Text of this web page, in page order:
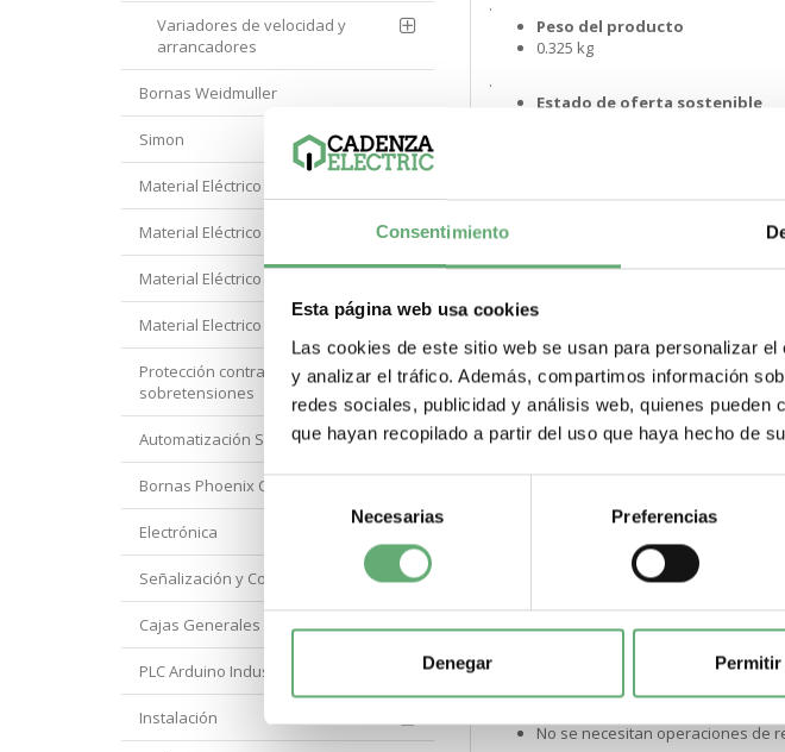
Consentimiento
Esta página web usa cookies
Las cookies de este sitio web se usan para personalizar
y analizar el tráfico. Además, compartimos información
redes sociales, publicidad y análisis web, quienes
que hayan recopilado a partir del uso que haya hecho de
Selección
consentimiento
Necesarias Preferencias
Denegar
.
Peso del producto
0.325 kg
.
Estado de oferta sostenible
Sí
.
Cumplimiento proactivo (producto
.
Sí
.
Sin mercurio
Sí
Normativa de RoHS China
Declaración RoHS China
.
Comunicación ambiental
Perfil ambiental del producto
.
No se necesitan operaciones de
Variadores de velocidad y
arrancadores
Bornas Weidmuller
Simon
Material Eléctrico Eaton
Material Eléctrico Hager
Material Eléctrico Hyundai
Material Electrico Legrand
Protección contra
sobretensiones
Automatización Siemens
Bornas Phoenix Contact
Electrónica
Señalización y Control Orbis
Cajas Generales Proteccion
PLC Arduino Industrial
Instalación